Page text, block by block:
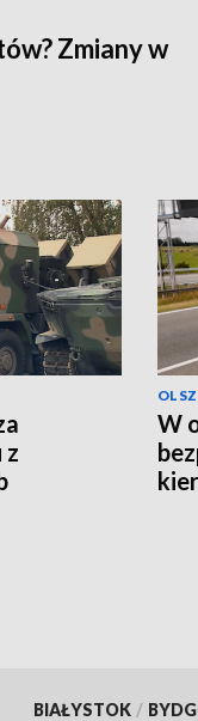
Zmiany w
z
W
BIAŁYSTOK /